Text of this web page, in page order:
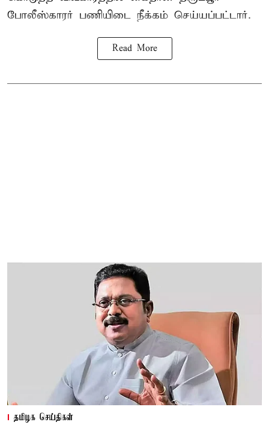
போலீஸ்காரர் பணியிடை நீக்கம் செய்யப்பட்டார்.
Read More
தமிழக செய்திகள்